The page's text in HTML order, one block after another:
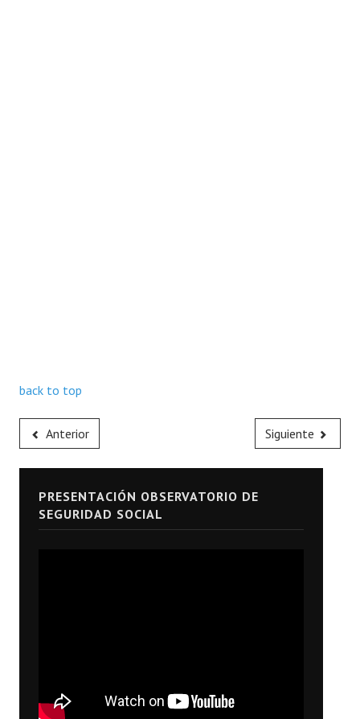
back to top
Anterior Siguiente
PRESENTACIÓN OBSERVATORIO DE
SEGURIDAD SOCIAL